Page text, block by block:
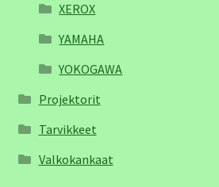
XEROX
YAMAHA
YOKOGAWA
Projektorit
Tarvikkeet
Valkokankaat